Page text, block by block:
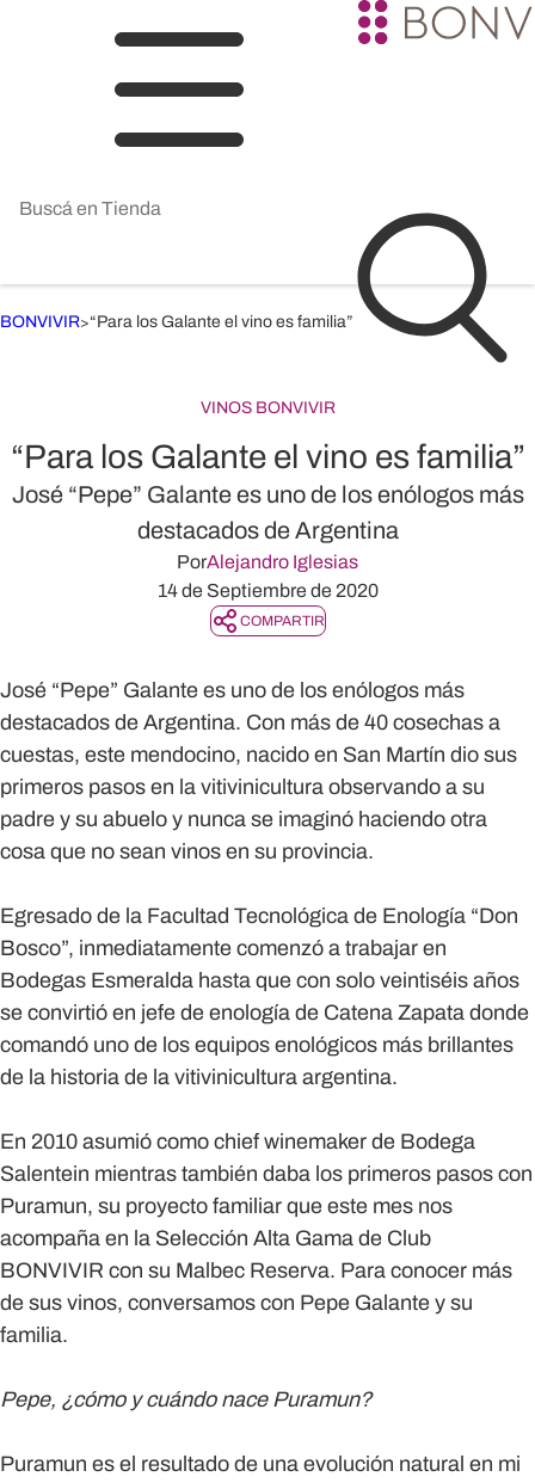
BONVIVIR>“Para los Galante el vino es familia”
VINOS BONVIVIR
“Para los Galante el vino es familia”
José “Pepe” Galante es uno de los enólogos más
destacados de Argentina
PorAlejandro Iglesias
14 de Septiembre de 2020
COMPARTIR
José “Pepe” Galante es uno de los enólogos más
destacados de Argentina. Con más de 40 cosechas a
cuestas, este mendocino, nacido en San Martín dio sus
primeros pasos en la vitivinicultura observando a su
padre y su abuelo y nunca se imaginó haciendo otra
cosa que no sean vinos en su provincia.
Egresado de la Facultad Tecnológica de Enología “Don
Bosco”, inmediatamente comenzó a trabajar en
Bodegas Esmeralda hasta que con solo veintiséis años
se convirtió en jefe de enología de Catena Zapata donde
comandó uno de los equipos enológicos más brillantes
de la historia de la vitivinicultura argentina.
En 2010 asumió como chief winemaker de Bodega
Salentein mientras también daba los primeros pasos con
Puramun, su proyecto familiar que este mes nos
acompaña en la Selección Alta Gama de Club
BONVIVIR con su Malbec Reserva. Para conocer más
de sus vinos, conversamos con Pepe Galante y su
familia.
Pepe, ¿cómo y cuándo nace Puramun?
Puramun es el resultado de una evolución natural en mi